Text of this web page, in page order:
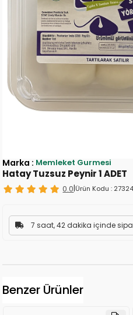
Hatay Tuzsuz Peynir 1 ADET
0.0|Ürün Kodu :
7 saat, 42 dakika içinde
Marka : Memleket Gurmesi
Benzer Ürünler